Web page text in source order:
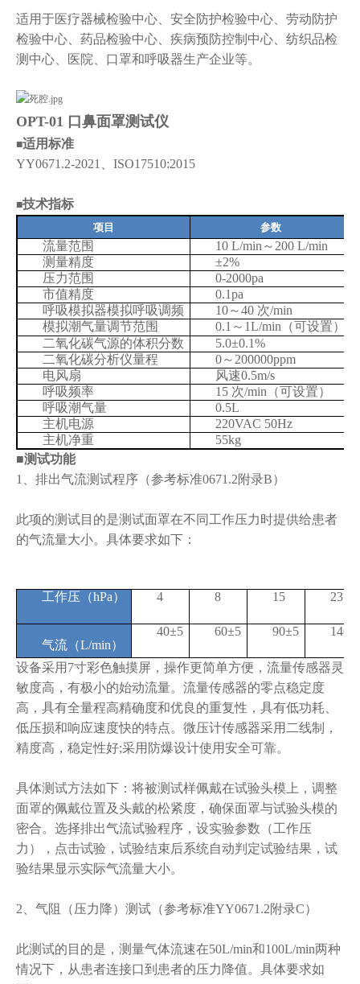
适用于医疗器械检验中心、安全防护检验中心、劳动防护
检验中心、药品检验中心、疾病预防控制中心、纺织品检
测中心、医院、口罩和呼吸器生产企业等。
OPT-01 口鼻面罩测试仪
■适用标准
YY0671.2-2021、ISO17510:2015
■技术指标
项目 参数
流量范围
10 L/min～200 L/min
测量精度
±2%
压力范围
0-2000pa
市值精度
0.1pa
呼吸模拟器模拟呼吸调频
10～40 次/min
模拟潮气量调节范围
0.1～1L/min（可设置）
二氧化碳气源的体积分数
5.0±0.1%
二氧化碳分析仪量程
0～200000ppm
电风扇
风速0.5m/s
呼吸频率
15 次/min（可设置）
呼吸潮气量
0.5L
主机电源
220VAC 50Hz
主机净重
55kg
■测试功能
1、排出气流测试程序（参考标准0671.2附录B）
此项的测试目的是测试面罩在不同工作压力时提供给患者
的气流量大小。具体要求如下：
工作压（hPa） 4 8 15 23
气流（L/min）
40±5 60±5 90±5
设备采用7寸彩色触摸屏，操作更简单方便，流量传感器灵
敏度高，有极小的始动流量。流量传感器的零点稳定度
高，具有全量程高精确度和优良的重复性，具有低功耗、
低压损和响应速度快的特点。微压计传感器采用二线制，
精度高，稳定性好;采用防爆设计使用安全可靠。
具体测试方法如下：将被测试样佩戴在试验头模上，调整
面罩的佩戴位置及头戴的松紧度，确保面罩与试验头模的
密合。选择排出气流试验程序，设实验参数（工作压
力），点击试验，试验结束后系统自动判定试验结果，试
验结果显示实际气流量大小。
2、气阻（压力降）测试（参考标准YY0671.2附录C）
此测试的目的是，测量气体流速在50L/min和100L/min两种
情况下，从患者连接口到患者的压力降值。具体要求如